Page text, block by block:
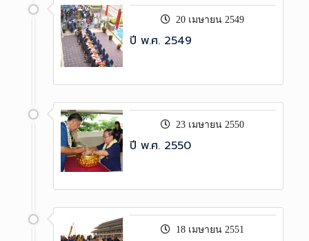
20 เมษายน 2549
ปี พ.ศ. 2549
23 เมษายน 2550
ปี พ.ศ. 2550
18 เมษายน 2551